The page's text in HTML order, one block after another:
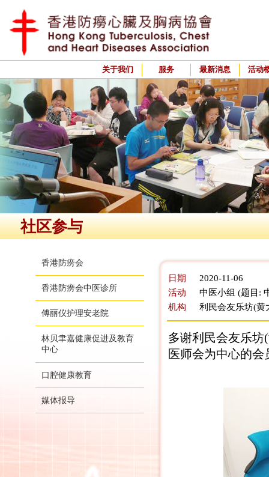
关于我们 服务 最新消息 活动
社区参与
香港防痨会
香港防痨会中医诊所
傅丽仪护理安老院
林贝聿嘉健康促进及教育
中心
口腔健康教育
媒体报导
日期
2020-11-06
活动
中医小组 (题目:
机构
利民会友乐坊(黄
多谢利民会友乐坊
医师会为中心的